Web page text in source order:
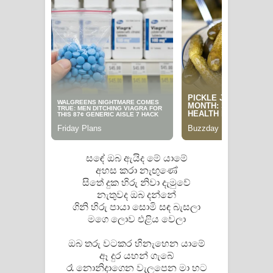
Pemwanthiye Song Lyrics -
පෙම්වන්තියේ ගීතයේ පද පෙළ
Manobhawa Song Lyrics - මනෝභව
ගීතයේ පද පෙළ
Akahe Indala Song Lyrics - ආකාහේ
Raawaya Song Lyrics - රාවය ගීතයේ
පද පෙළ
Saddeta Denna Song Lyrics - සද්දෙට
දෙන්න ගීතයේ පද පෙළ
සඳේ ඔබ ඇයිද මේ යාමේ
අහස කරා නැඟුණේ
සිතේ දුක හිරු නිවා දැමුවේ
නැතුවද ඔබ දන්නේ
ගිනි හිරු පායා සොමි සඳ බැසලා
මගෙ ලොව එළිය වෙලා
ඔබ තරු වටකර හිනැහෙන යාමේ
ඈ දුර යහන් ගැබේ
රෑ නොනිදාගෙන වැලපෙන මා හට